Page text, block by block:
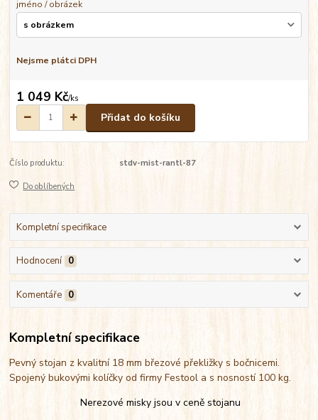
jméno / obrázek
Nejsme plátci DPH
1 049 Kč/ks
Přidat do košíku
Číslo produktu: stdv-mist-rantl-87
Do oblíbených
Kompletní specifikace
Hodnocení 0
Komentáře 0
Kompletní specifikace
Pevný stojan z kvalitní 18 mm březové překližky s bočnicemi.
Spojený bukovými kolíčky od firmy Festool a s nosností 100 kg.
Nerezové misky jsou v ceně stojanu